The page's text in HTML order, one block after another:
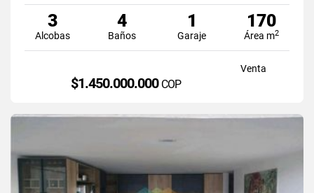
3
Alcobas
4
Baños
1
Garaje
170
Área m2
Venta
$1.450.000.000 COP